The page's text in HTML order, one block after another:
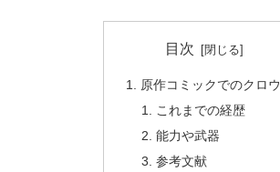
目次
原作コミックでのクロウ
これまでの経歴
能力や武器
参考文献